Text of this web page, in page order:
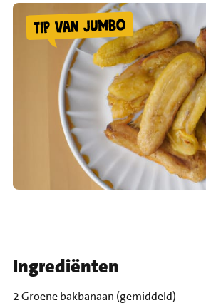
Ingrediënten
2 Groene bakbanaan (gemiddeld)